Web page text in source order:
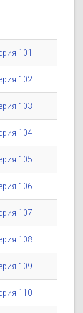
101
102
103
104
105
106
107
108
109
110